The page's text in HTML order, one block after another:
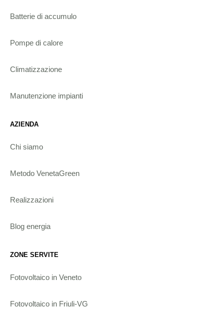
Batterie di accumulo
Pompe di calore
Climatizzazione
Manutenzione impianti
AZIENDA
Chi siamo
Metodo VenetaGreen
Realizzazioni
Blog energia
ZONE SERVITE
Fotovoltaico in Veneto
Fotovoltaico in Friuli-VG